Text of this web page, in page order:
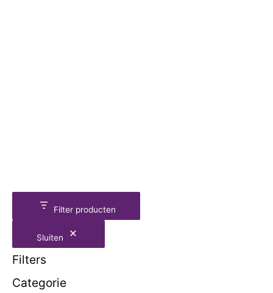
Filter producten
Sluiten
Filters
Categorie